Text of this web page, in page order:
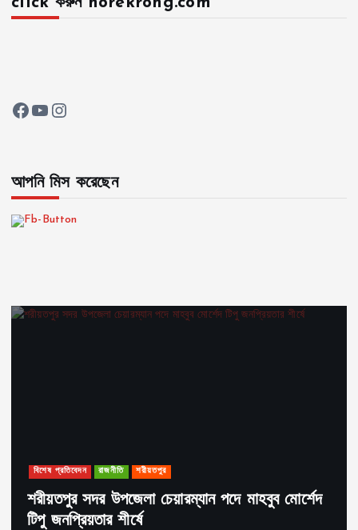
Facebook YouTube Instagram
আপনি মিস করেছেন
বিশেষ প্রতিবেদন রাজনীতি শরীয়তপুর
শরীয়তপুর সদর উপজেলা চেয়ারম্যান পদে মাহবুব মোর্শেদ
টিপু জনপ্রিয়তার শীর্ষে